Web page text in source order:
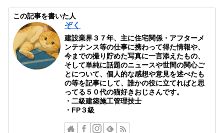
この記事を書いた人
ぞく
建設業界３７年、主に住宅関係・アフターメ
ンテナンス等の仕事に携わって得た情報や、
今までの撮り貯めた写真に一言添えたもの、
そして単純に話題のニュースや世間の関心ご
とについて、個人的な感想や意見を述べたも
の等を記事にして、誰かの役に立てればと思
ってる５０代の猫好きおじさんです。
・二級建築施工管理技士
・FP３級